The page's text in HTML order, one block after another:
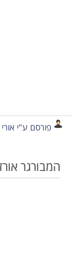
פורסם ע"י
המבורגר